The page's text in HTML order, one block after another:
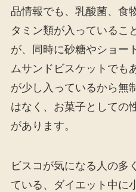
品情報でも、乳酸菌、食
タミン類が入っているこ
が、同時に砂糖やショー
ムサンドビスケットでも
が少し入っているから無
はなく、お菓子としての
があります。
ビスコが気になる人の多
ている、ダイエット中に